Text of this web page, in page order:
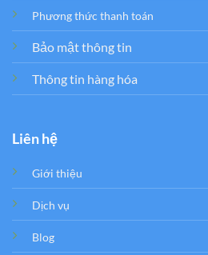
Phương thức thanh toán
Bảo mật thông tin
Thông tin hàng hóa
Liên hệ
Giới thiệu
Dịch vụ
Blog